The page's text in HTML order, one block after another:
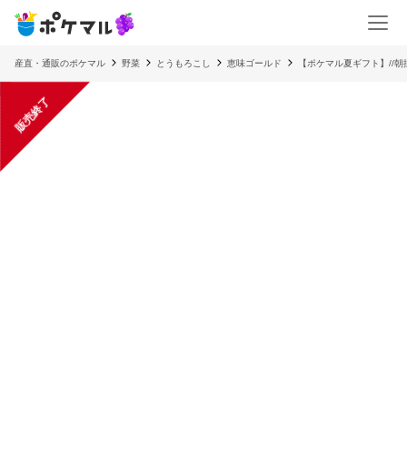
産直・通販のポケマル 野菜 とうもろこし 恵味ゴールド 【ポケマル夏ギフト】//
販売終了